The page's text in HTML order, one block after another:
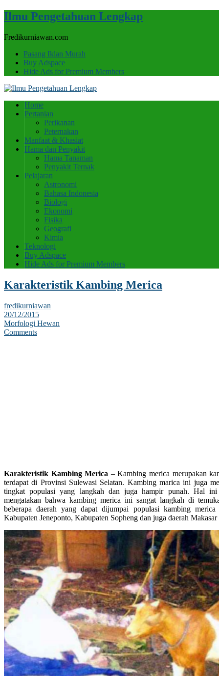
Ilmu Pengetahuan Lengkap
Fredikurniawan.com
Pasang Iklan Murah
Buy Adspace
Hide Ads for Premium Members
Home
Pertanian
Perikanan
Peternakan
Manfaat & Khasiat
Hama dan Penyakit
Hama Tanaman
Penyakit Ternak
Pelajaran
Astronomi
Bahasa Indonesia
Biologi
Ekonomi
Fisika
Geografi
Kimia
Teknologi
Buy Adspace
Hide Ads for Premium Members
Karakteristik Kambing Merica
fredikurniawan
20/12/2015
Morfologi Hewan
Comments
Karakteristik Kambing Merica – Kambing merica merupakan
terdapat di Provinsi Sulewasi Selatan. Kambing marica ini juga
tingkat populasi yang langkah dan juga hampir punah. Hal
mengatakan bahwa kambing merica ini sangat langkah di
beberapa daerah yang dapat dijumpai populasi kambing
Kabupaten Jeneponto, Kabupaten Sopheng dan juga daerah